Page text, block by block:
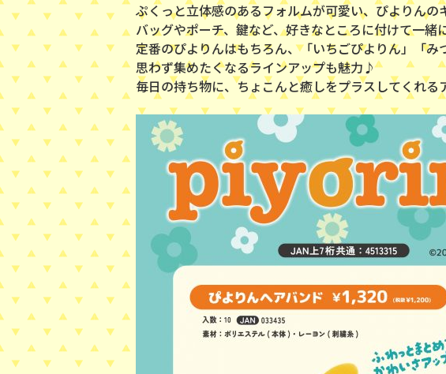
ぷくっと立体感のあるフォルムが可愛い、ぴよりんの
バッグやポーチ、鍵など、好きなところに付けて一緒
定番のぴよりんはもちろん、「いちごぴよりん」「み
思わず集めたくなるラインアップも魅力♪
毎日の持ち物に、ちょこんと癒しをプラスしてくれる